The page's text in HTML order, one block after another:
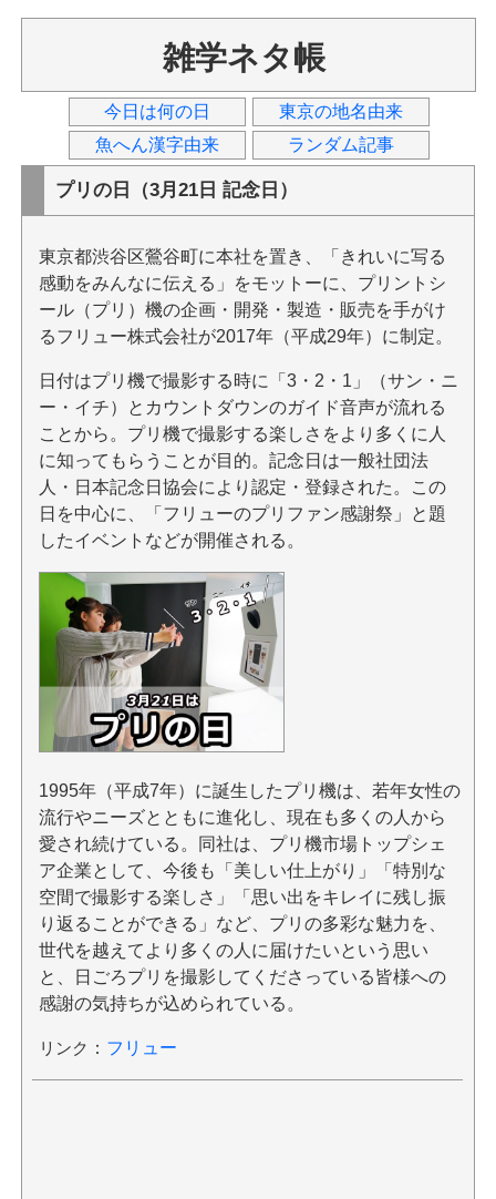
雑学ネタ帳
今日は何の日
東京の地名由来
魚へん漢字由来
ランダム記事
プリの日（3月21日 記念日）
東京都渋谷区鶯谷町に本社を置き、「きれいに写る
感動をみんなに伝える」をモットーに、プリントシ
ール（プリ）機の企画・開発・製造・販売を手がけ
るフリュー株式会社が2017年（平成29年）に制定。
日付はプリ機で撮影する時に「3・2・1」（サン・ニ
ー・イチ）とカウントダウンのガイド音声が流れる
ことから。プリ機で撮影する楽しさをより多くに人
に知ってもらうことが目的。記念日は一般社団法
人・日本記念日協会により認定・登録された。この
日を中心に、「フリューのプリファン感謝祭」と題
したイベントなどが開催される。
1995年（平成7年）に誕生したプリ機は、若年女性の
流行やニーズとともに進化し、現在も多くの人から
愛され続けている。同社は、プリ機市場トップシェ
ア企業として、今後も「美しい仕上がり」「特別な
空間で撮影する楽しさ」「思い出をキレイに残し振
り返ることができる」など、プリの多彩な魅力を、
世代を越えてより多くの人に届けたいという思い
と、日ごろプリを撮影してくださっている皆様への
感謝の気持ちが込められている。
リンク ： フリュー